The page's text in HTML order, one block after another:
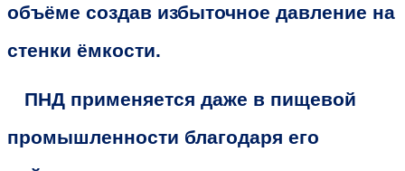
объёме создав избыточное давление на
стенки ёмкости.
ПНД применяется даже в пищевой
промышленности благодаря его